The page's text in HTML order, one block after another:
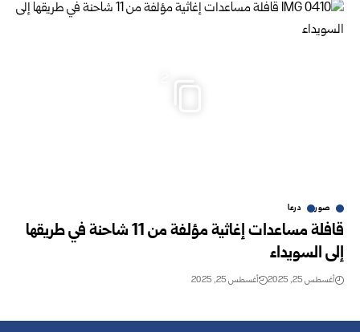
صور درعا
قافلة مساعدات إغاثية مؤلفة من 11 شاحنة في طريقها
إلى السويداء
أغسطس 25, 2025 أغسطس 25, 2025